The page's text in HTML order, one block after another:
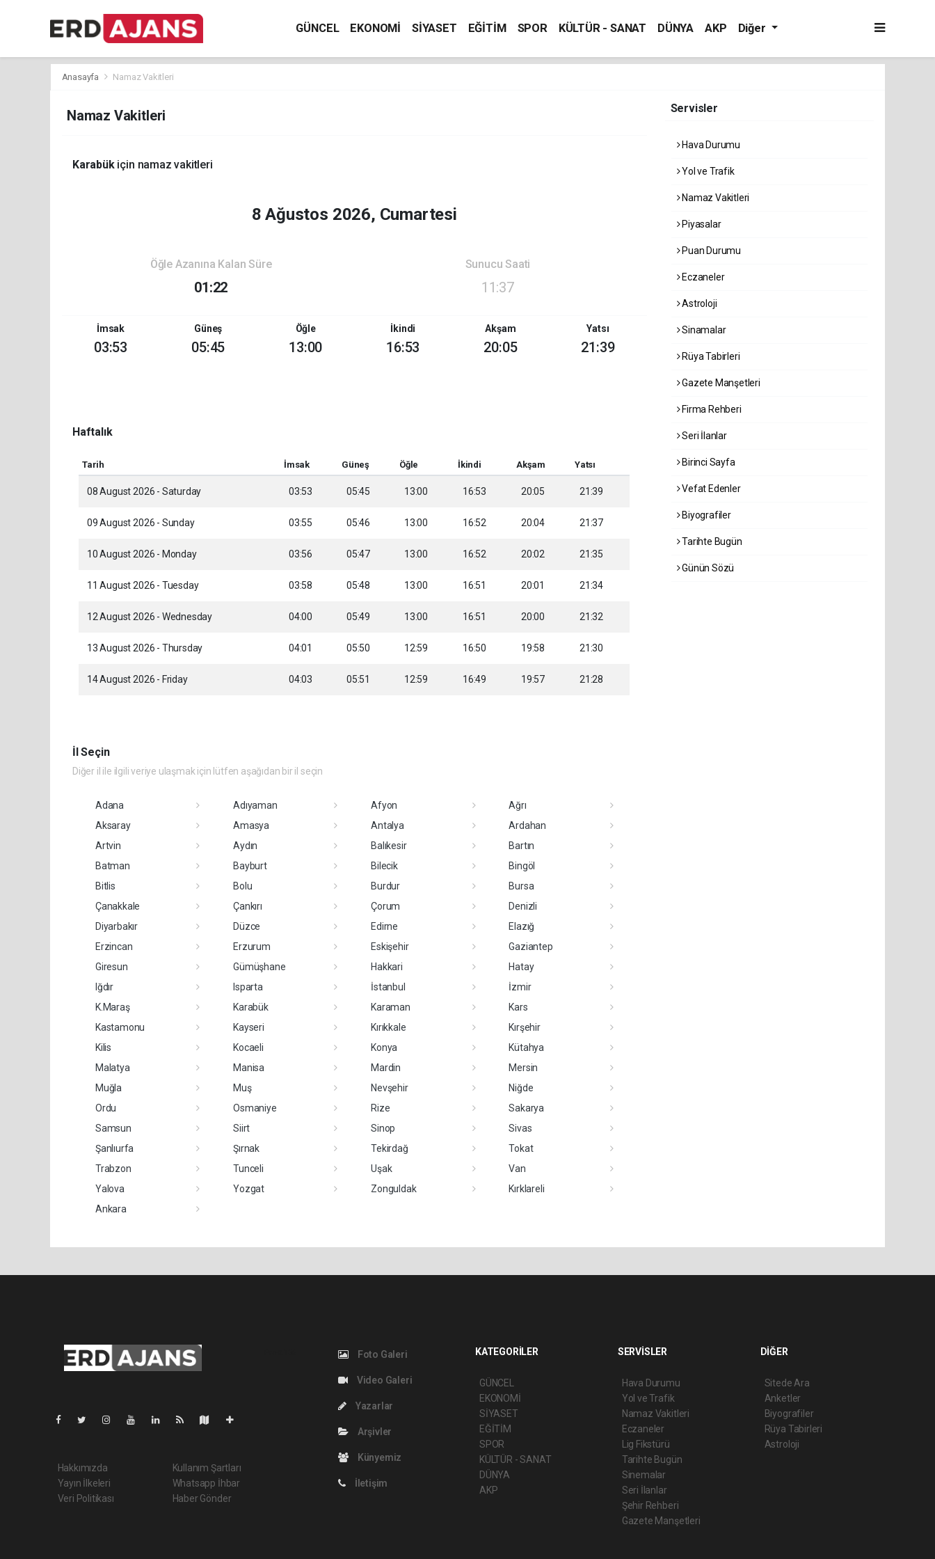
GÜNCEL EKONOMİ SİYASET EĞİTİM SPOR KÜLTÜR - SANAT DÜNYA AKP Diğer
Anasayfa Namaz Vakitleri
Namaz Vakitleri
Karabükiçin namaz vakitleri
8 Ağustos 2026, Cumartesi
Öğle Azanına Kalan Süre
01:22
Sunucu Saati
11:37
İmsak
03:53
Güneş
05:45
Öğle
13:00
İkindi
16:53
Akşam
20:05
Yatsı
21:39
Haftalık
Tarih İmsak Güneş Öğle İkindi Akşam Yatsı
08 August 2026 - Saturday 03:53 05:45 13:00 16:53 20:05 21:39
09 August 2026 - Sunday 03:55 05:46 13:00 16:52 20:04 21:37
10 August 2026 - Monday 03:56 05:47 13:00 16:52 20:02 21:35
11 August 2026 - Tuesday 03:58 05:48 13:00 16:51 20:01 21:34
12 August 2026 - Wednesday 04:00 05:49 13:00 16:51 20:00 21:32
13 August 2026 - Thursday 04:01 05:50 12:59 16:50 19:58 21:30
14 August 2026 - Friday 04:03 05:51 12:59 16:49 19:57 21:28
İl Seçin
Diğer il ile ilgili veriye ulaşmak için lütfen aşağıdan bir il seçin
Adana Adıyaman Afyon
Ağrı
Aksaray
Amasya Antalya
Ardahan
Artvin
Aydın Balıkesir
Bartın
Batman
Bayburt Bilecik
Bingöl
Bitlis
Bolu Burdur
Bursa
Çanakkale
Çankırı Çorum
Denizli
Diyarbakır
Düzce Edirne
Elazığ
Erzincan
Erzurum Eskişehir
Gaziantep
Giresun
Gümüşhane Hakkari
Hatay
Iğdır
Isparta İstanbul
İzmir
K.Maraş
Karabük Karaman
Kars
Kastamonu
Kayseri Kırıkkale
Kırşehir
Kilis
Kocaeli Konya
Kütahya
Malatya
Manisa Mardin
Mersin
Muğla
Muş Nevşehir
Niğde
Ordu
Osmaniye Rize
Sakarya
Samsun
Siirt Sinop
Sivas
Şanlıurfa
Şırnak Tekirdağ
Tokat
Trabzon
Tunceli Uşak
Van
Yalova
Yozgat Zonguldak
Kırklareli
Ankara
Servisler
Hava Durumu
Yol ve Trafik
Namaz Vakitleri
Piyasalar
Puan Durumu
Eczaneler
Astroloji
Sinamalar
Rüya Tabirleri
Gazete Manşetleri
Firma Rehberi
Seri İlanlar
Birinci Sayfa
Vefat Edenler
Biyografiler
Tarihte Bugün
Günün Sözü
Hakkımızda
Yayın İlkeleri
Veri Politikası
Kullanım Şartları
Whatsapp İhbar
Haber Gönder
Foto Galeri
Video Galeri
Yazarlar
Arşivler
Künyemiz
İletişim
KATEGORİLER
GÜNCEL
EKONOMİ
SİYASET
EĞİTİM
SPOR
KÜLTÜR - SANAT
DÜNYA
AKP
SERVİSLER
Hava Durumu
Yol ve Trafik
Namaz Vakitleri
Eczaneler
Lig Fikstürü
Tarihte Bugün
Sinemalar
Seri İlanlar
Şehir Rehberi
Gazete Manşetleri
DİĞER
Sitede Ara
Anketler
Biyografiler
Rüya Tabirleri
Astroloji